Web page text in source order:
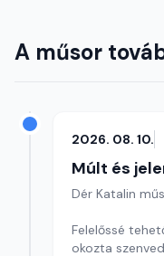
A műsor
2026. 08. 10.
Múlt és
Dér Katalin
Felelőssé
okozta